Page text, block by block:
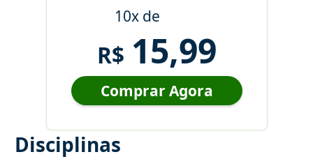
10x de
R$ 15,99
Comprar Agora
Disciplinas